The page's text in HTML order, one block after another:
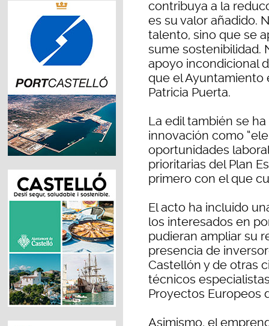
contribuya a la
es su valor añadido.
talento, sino que se
sume sostenibilidad.
apoyo incondicional
que el Ayuntamiento
Patricia Puerta.
La edil también se
innovación como
oportunidades
prioritarias del Plan
primero con el que
El acto ha incluido
los interesados en
pudieran ampliar su
presencia de
Castellón y de otras
técnicos
Proyectos Europeos
Asimismo, el